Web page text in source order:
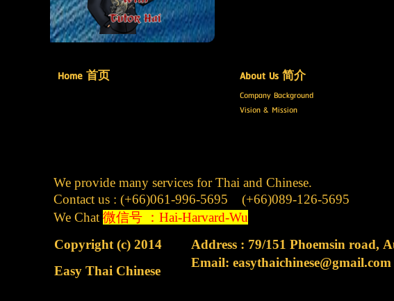
Home 首页 About Us 简介
Company Background
Vision & Mission
We provide many services for
Contact us : (+66)061-996-5695 (+66)089-126-
We Chat 微信号 ：Hai-Harvard-Wu
Copyright (c) 2014
Address : 79/151 Phoemsin road,
Easy Thai Chinese
Email: easythaichinese@gmail.com